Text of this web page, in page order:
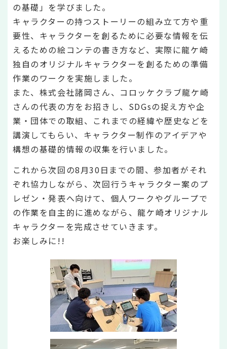
の基礎」を学びました。
キャラクターの持つストーリーの組み立て方や重
要性、キャラクターを創るために必要な情報を伝
えるための絵コンテの書き方など、実際に龍ケ崎
独自のオリジナルキャラクターを創るための準備
作業のワークを実施しました。
また、株式会社諸岡さん、コロッケクラブ龍ケ崎
さんの代表の方をお招きし、SDGsの捉え方や企
業・団体での取組、これまでの経緯や歴史などを
講演してもらい、キャラクター制作のアイデアや
構想の基礎的情報の収集を行いました。
これから次回の8月30日までの間、参加者がそれ
ぞれ協力しながら、次回行うキャラクター案のプ
レゼン・発表へ向けて、個人ワークやグループで
の作業を自主的に進めながら、龍ケ崎オリジナル
キャラクターを完成させていきます。
お楽しみに!!